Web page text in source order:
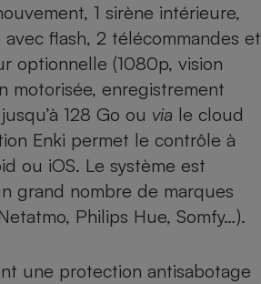
1 sirène intérieure,
avec flash, 2 télécommandes et
optionnelle (1080p, vision
motorisée, enregistrement
128 Go ou via le cloud
Enki permet le contrôle à
ou iOS. Le système est
grand nombre de marques
Philips Hue, Somfy…).
une protection antisabotage